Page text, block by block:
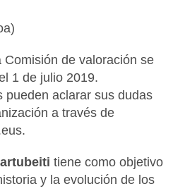
Comisión de valoración se
1 de julio 2019.
pueden aclarar sus dudas
a través de
tiene como objetivo
y la evolución de los